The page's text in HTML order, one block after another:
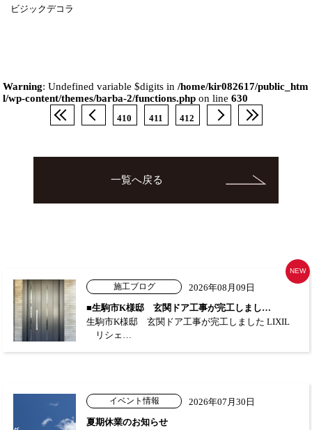
ビジックデコラ
Warning: Undefined variable $digits in/home/kir082617/public_htm
l/wp-content/themes/barba-2/functions.php on line630
410 411 412
一覧へ戻る
施工ブログ
2026年08月09日
■生駒市K様邸 玄関ドア工事が完工しまし…
生駒市K様邸 玄関ドア工事が完工しました LIXIL
リシェ…
NEW
イベント情報
2026年07月30日
夏期休業のお知らせ